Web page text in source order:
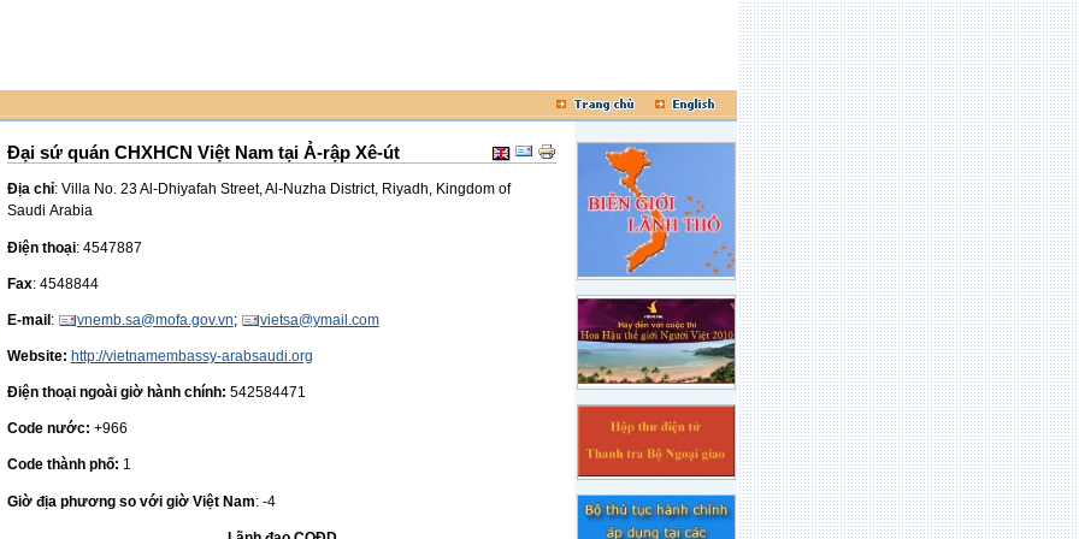
Đại sứ quán CHXHCN Việt Nam tại Ả-rập Xê-út
Địa chỉ: Villa No. 23 Al-Dhiyafah Street, Al-Nuzha District, Riyadh, Kingdom of
Saudi Arabia
Điện thoại: 4547887
Fax: 4548844
E-mail: vnemb.sa@mofa.gov.vn; vietsa@ymail.com
Website: http://vietnamembassy-arabsaudi.org
Điện thoại ngoài giờ hành chính: 542584471
Code nước: +966
Code thành phố: 1
Giờ địa phương so với giờ Việt Nam: -4